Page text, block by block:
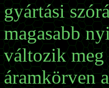
gyártási
magasabb
változik meg
áramkörven